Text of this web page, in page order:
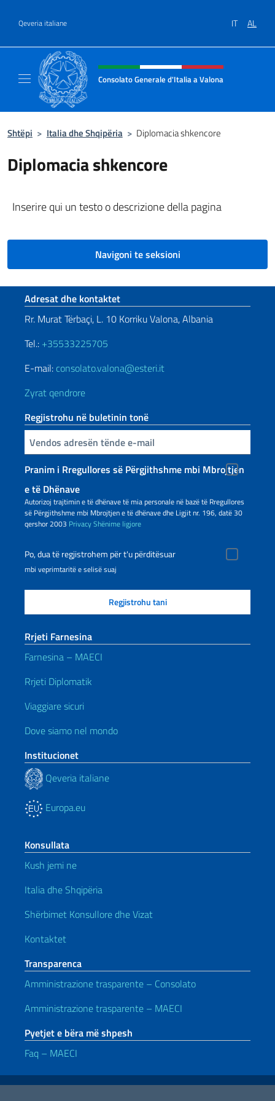
Qeveria italiane IT AL
Kreu i faqes në internet, media
Consolato Generale d'Italia a Valona
Shtëpi > Italia dhe Shqipëria > Diplomacia shkencore
Diplomacia shkencore
Inserire qui un testo o descrizione della pagina
Navigoni te seksioni
Footer section
Adresat dhe kontaktet
Rr. Murat Tërbaçi, L. 10 Korriku Valona, Albania
Tel.: +35533225705
E-mail: consolato.valona@esteri.it
Zyrat qendrore
Regjistrohu në buletinin tonë
Inserisci la tua email
Pranim i Rregullores së Përgjithshme mbi Mbrojtjen
e të Dhënave
Autorizoj trajtimin e të dhënave të mia personale në bazë të Rregullores
së Përgjithshme mbi Mbrojtjen e të dhënave dhe Ligjit nr. 196, datë 30
qershor 2003 PrivacyShënime ligjore
Po, dua të regjistrohem për t'u përditësuar
mbi veprimtaritë e selisë suaj
Rrjeti Farnesina
Farnesina – MAECI
Rrjeti Diplomatik
Viaggiare sicuri
Dove siamo nel mondo
Institucionet
Qeveria italiane
Europa.eu
Konsullata
Kush jemi ne
Italia dhe Shqipëria
Shërbimet Konsullore dhe Vizat
Kontaktet
Transparenca
Amministrazione trasparente – Consolato
Amministrazione trasparente – MAECI
Pyetjet e bëra më shpesh
Faq – MAECI
Lidhje të dobishme